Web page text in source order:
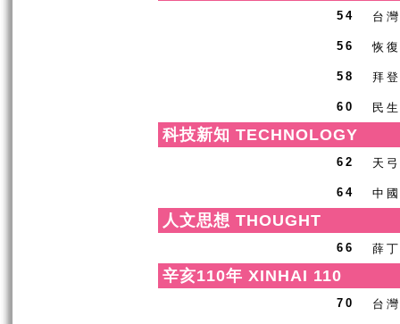
54 台
56 恢
58 拜
60 民
科技新知 TECHNOLOGY
62 天
64 中
人文思想 THOUGHT
66 薛
辛亥110年 XINHAI 110
70 台